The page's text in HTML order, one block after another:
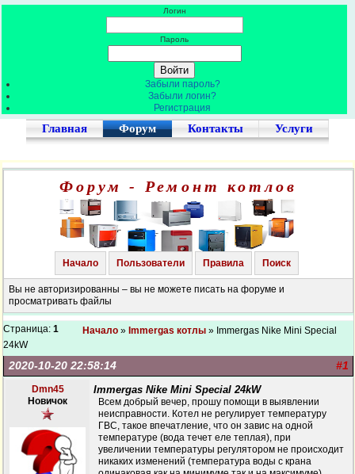
Логин
Пароль
Забыли пароль?
Забыли логин?
Регистрация
Главная Форум Контакты Услуги
Форум - Ремонт котлов
Начало Пользователи Правила Поиск
Вы не авторизированны – вы не можете писать на форуме и
просматривать файлы
Страница: 1 Начало » Immergas котлы » Immergas Nike Mini Special
24kW
#1
2020-10-20 22:58:14
Dmn45
Новичок
Immergas Nike Mini Special 24kW
Всем добрый вечер, прошу помощи в выявлении
неисправности. Котел не регулирует температуру
ГВС, такое впечатление, что он завис на одной
температуре (вода течет еле теплая), при
увеличении температуры регулятором не происходит
никаких изменений (температура воды с крана